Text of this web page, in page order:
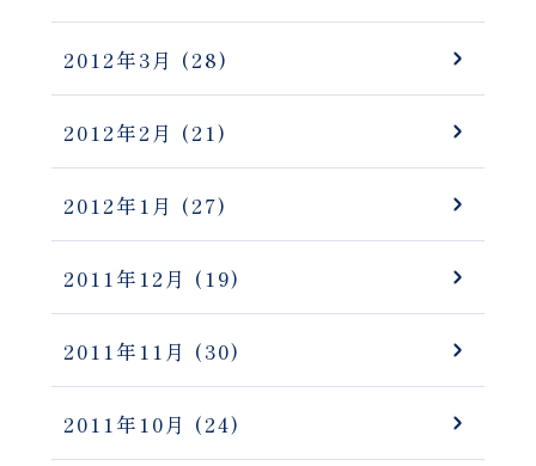
2012年3月 (28)
2012年2月 (21)
2012年1月 (27)
2011年12月 (19)
2011年11月 (30)
2011年10月 (24)